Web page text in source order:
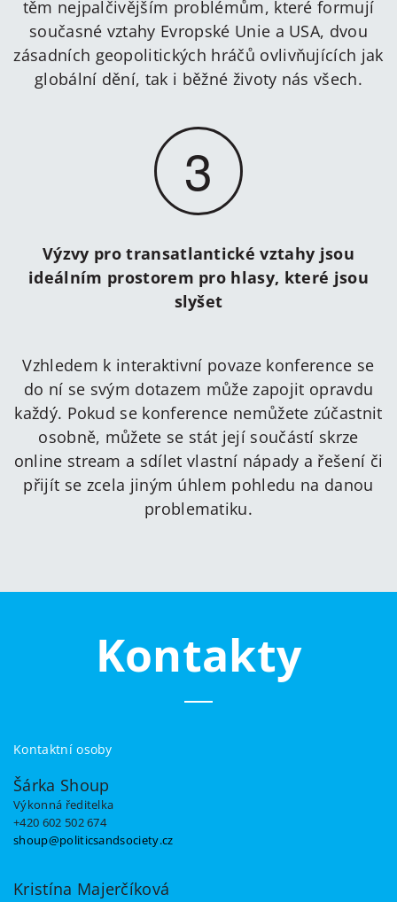
těm nejpalčivějším problémům, které formují
současné vztahy Evropské Unie a USA, dvou
zásadních geopolitických hráčů ovlivňujících jak
globální dění, tak i běžné životy nás všech.
3
Výzvy pro transatlantické vztahy jsou
ideálním prostorem pro hlasy, které jsou
slyšet
Vzhledem k interaktivní povaze konference se
do ní se svým dotazem může zapojit opravdu
každý. Pokud se konference nemůžete zúčastnit
osobně, můžete se stát její součástí skrze
online stream a sdílet vlastní nápady a řešení či
přijít se zcela jiným úhlem pohledu na danou
problematiku.
Kontakty
Kontaktní osoby
Šárka Shoup
Výkonná ředitelka
+420 602 502 674
shoup@politicsandsociety.cz
Kristína Majerčíková